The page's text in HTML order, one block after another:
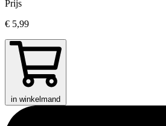
Prijs
€ 5,99
in winkelmand